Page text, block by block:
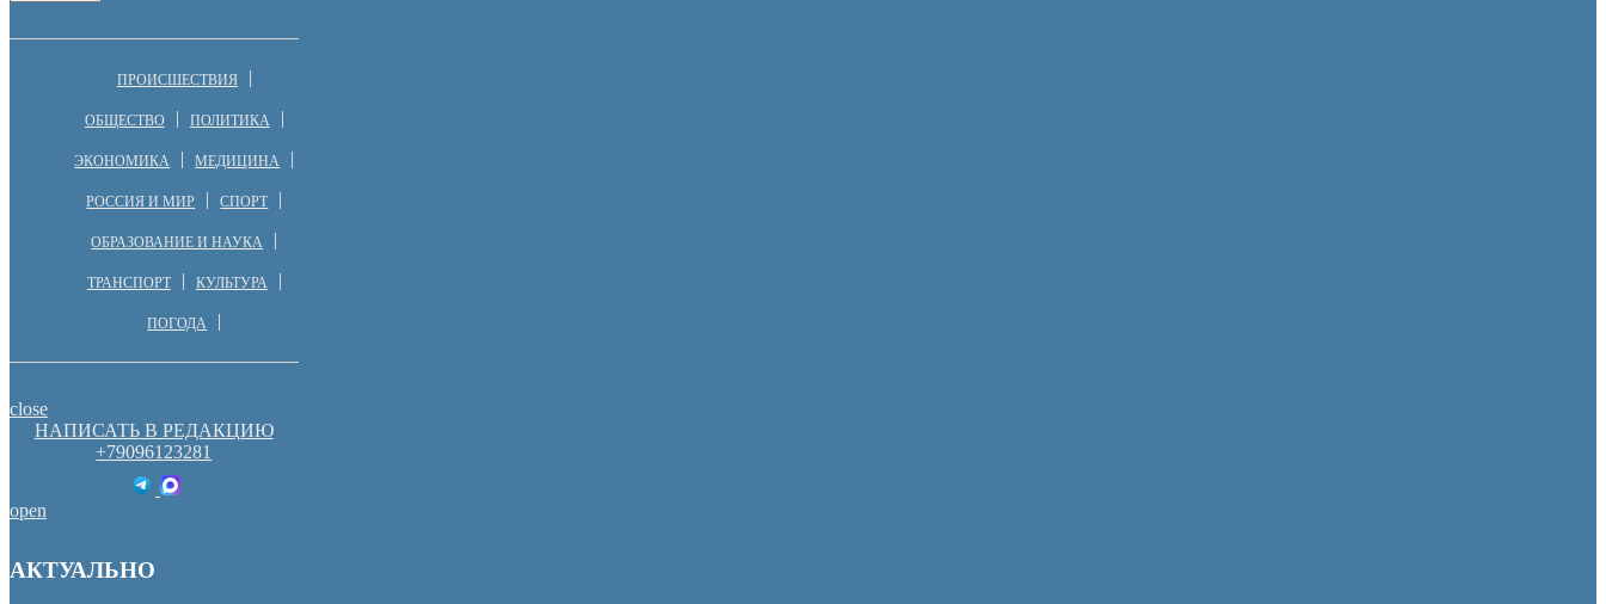
ПРОИСШЕСТВИЯ
ОБЩЕСТВО ПОЛИТИКА
ЭКОНОМИКА МЕДИЦИНА
РОССИЯ И МИР СПОРТ
ОБРАЗОВАНИЕ И НАУКА
ТРАНСПОРТ КУЛЬТУРА
ПОГОДА
close
НАПИСАТЬ В РЕДАКЦИЮ
+79096123281
open
АКТУАЛЬНО